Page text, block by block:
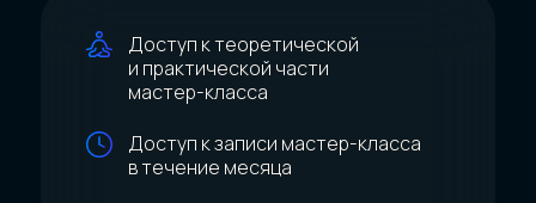
Доступ к записи мастер-класса
в течение месяца
Доступ к теоретической
и практической части
мастер-класса